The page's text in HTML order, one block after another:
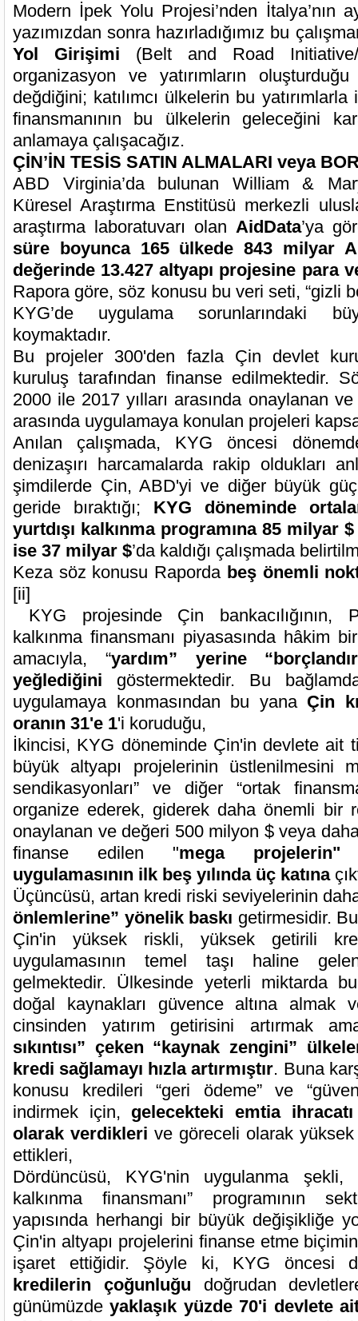
Modern İpek Yolu Projesi’nden İtalya’nın
yazımızdan sonra hazırladığımız bu
Yol Girişimi (Belt and Road Initiative/
organizasyon ve yatırımların
değdiğini; katılımcı ülkelerin bu
finansmanının bu ülkelerin geleceğini
anlamaya çalışacağız.
ÇİN’İN TESİS SATIN ALMALARI veya
ABD Virginia’da bulunan William &
Küresel Araştırma Enstitüsü merkezli
araştırma laboratuvarı olan AidData’ya
süre boyunca 165 ülkede 843 milyar
değerinde 13.427 altyapı projesine para
Rapora göre, söz konusu bu veri seti, “gizli
KYG’de uygulama sorunlarındaki
koymaktadır.
Bu projeler 300'den fazla Çin devlet
kuruluş tarafından finanse edilmektedir.
2000 ile 2017 yılları arasında onaylanan
arasında uygulamaya konulan projeleri
Anılan çalışmada, KYG öncesi
denizaşırı harcamalarda rakip oldukları
şimdilerde Çin, ABD'yi ve diğer büyük
geride bıraktığı; KYG döneminde
yurtdışı kalkınma programına 85 milyar $
ise 37 milyar $’da kaldığı çalışmada
Keza söz konusu Raporda beş önemli
[ii]
KYG projesinde Çin bankacılığının,
kalkınma finansmanı piyasasında hâkim
amacıyla, “yardım” yerine
yeğlediğini göstermektedir. Bu
uygulamaya konmasından bu yana Çin
oranın 31'e 1'i koruduğu,
İkincisi, KYG döneminde Çin'in devlete ait
büyük altyapı projelerinin üstlenilmesini
sendikasyonları” ve diğer “ortak
organize ederek, giderek daha önemli bir
onaylanan ve değeri 500 milyon $ veya
finanse edilen "mega projelerin"
uygulamasının ilk beş yılında üç katına
Üçüncüsü, artan kredi riski seviyelerinin
önlemlerine” yönelik baskı getirmesidir.
Çin'in yüksek riskli, yüksek getirili
uygulamasının temel taşı haline gelen
gelmektedir. Ülkesinde yeterli miktarda
doğal kaynakları güvence altına
cinsinden yatırım getirisini artırmak
sıkıntısı” çeken “kaynak zengini”
kredi sağlamayı hızla artırmıştır. Buna
konusu kredileri “geri ödeme” ve
indirmek için, gelecekteki emtia
olarak verdikleri ve göreceli olarak yüksek
ettikleri,
Dördüncüsü, KYG'nin uygulanma şekli,
kalkınma finansmanı” programının
yapısında herhangi bir büyük değişikliğe
Çin'in altyapı projelerini finanse etme
işaret ettiğidir. Şöyle ki, KYG öncesi
kredilerin çoğunluğu doğrudan
günümüzdeyaklaşık yüzde 70'i devlete